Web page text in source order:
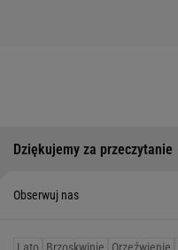
Dziękujemy za przeczytanie
Obserwuj nas